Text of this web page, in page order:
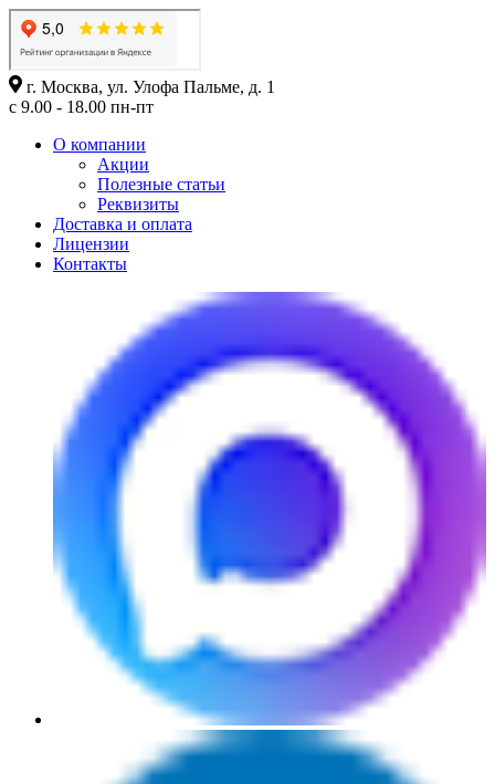
г. Москва, ул. Улофа Пальме, д. 1
с 9.00 - 18.00 пн-пт
О компании
Акции
Полезные статьи
Реквизиты
Доставка и оплата
Лицензии
Контакты